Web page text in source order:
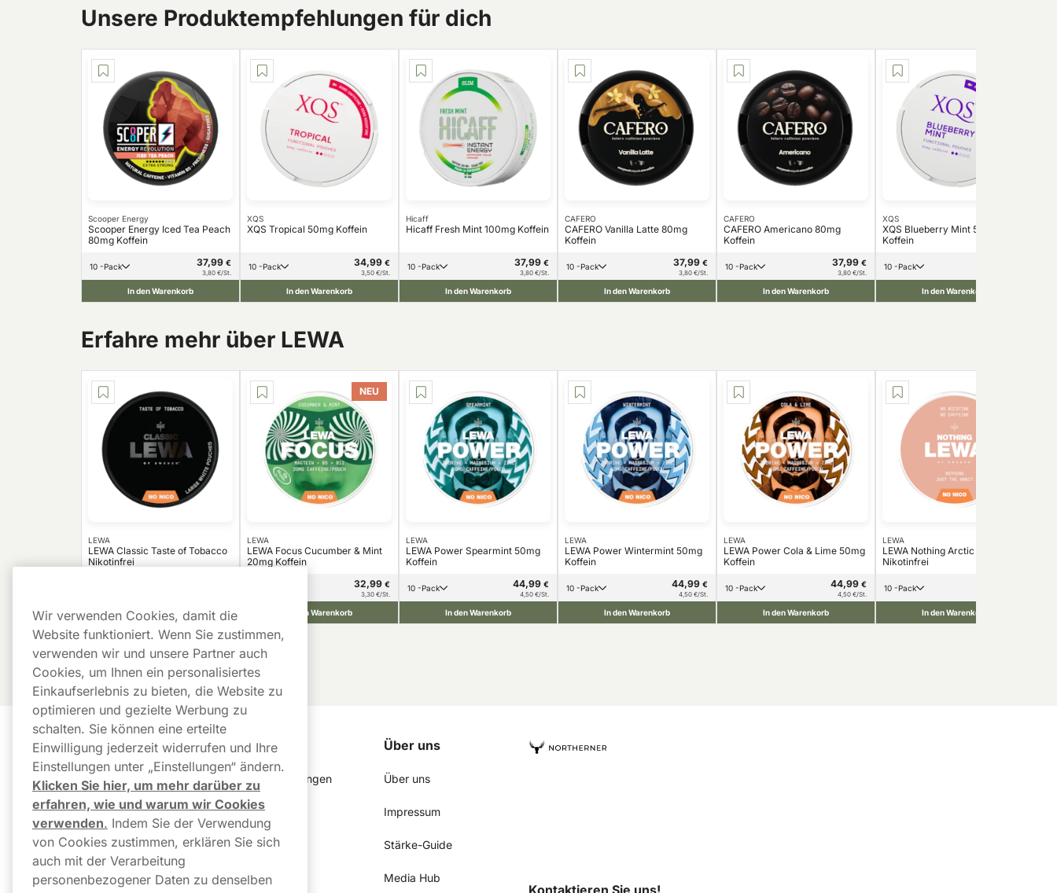
Unsere Produktempfehlungen für dich
Scooper Energy
Scooper Energy Iced Tea Peach
80mg Koffein
10 -Pack 37,99 €
3,80 €/St.
In den Warenkorb
XQS
XQS Tropical 50mg Koffein
10 -Pack 34,99 €
3,50 €/St.
In den Warenkorb
Hicaff
Hicaff Fresh Mint 100mg Koffein
10 -Pack 37,99 €
3,80 €/St.
In den Warenkorb
CAFERO
CAFERO Vanilla Latte 80mg
Koffein
10 -Pack 37,99 €
3,80 €/St.
In den Warenkorb
CAFERO
CAFERO Americano 80mg
Koffein
10 -Pack 37,99 €
3,80 €/St.
In den Warenkorb
XQS
XQS Blueberry Mint 50mg
Koffein
10 -Pack
In den Warenkorb
Erfahre mehr über LEWA
LEWA
LEWA Classic Taste of Tobacco
Nikotinfrei
In den Warenkorb
NEU
LEWA
LEWA Focus Cucumber & Mint
20mg Koffein
32,99 €
3,30 €/St.
In den Warenkorb
LEWA
LEWA Power Spearmint 50mg
Koffein
10 -Pack 44,99 €
4,50 €/St.
In den Warenkorb
LEWA
LEWA Power Wintermint 50mg
Koffein
10 -Pack 44,99 €
4,50 €/St.
In den Warenkorb
LEWA
LEWA Power Cola & Lime 50mg
Koffein
10 -Pack 44,99 €
4,50 €/St.
In den Warenkorb
LEWA
LEWA Nothing Arctic Peach
Nikotinfrei
10 -Pack
In den Warenkorb
Kontaktieren Sie uns!
Kundendienst
Kundendienst
FAQ
Paketstatus &
Sendungsverfolgung
Links
Cookie Einstellungen
Bestellverlauf
Newsletter
AGB
Über uns
Über uns
Impressum
Stärke-Guide
Media Hub
Wir verwenden Cookies, damit die
Website funktioniert. Wenn Sie zustimmen,
verwenden wir und unsere Partner auch
Cookies, um Ihnen ein personalisiertes
Einkaufserlebnis zu bieten, die Website zu
optimieren und gezielte Werbung zu
schalten. Sie können eine erteilte
Einwilligung jederzeit widerrufen und Ihre
Einstellungen unter „Einstellungen“ ändern.
Klicken Sie hier, um mehr darüber zu
erfahren, wie und warum wir Cookies
verwenden. Indem Sie der Verwendung
von Cookies zustimmen, erklären Sie sich
auch mit der Verarbeitung
personenbezogener Daten zu denselben